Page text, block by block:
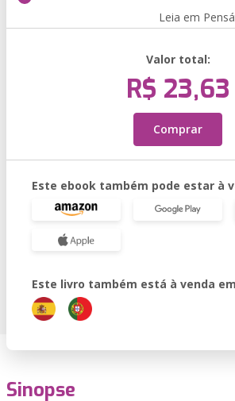
Leia em
Valor total:
R$ 23,63
Comprar
Este ebook também pode estar à
Este livro também está à venda
Sinopse